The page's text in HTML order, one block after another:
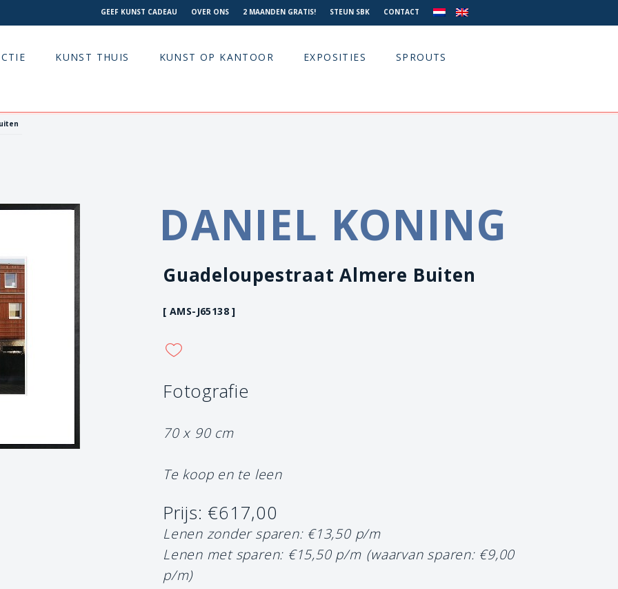
GEEF KUNST CADEAU OVER ONS 2 MAANDEN GRATIS! STEUN SBK CONTACT
KUNST THUIS KUNST OP KANTOOR EXPOSITIES SPROUTS
DANIEL KONING
Guadeloupestraat Almere Buiten
[ AMS-J65138 ]
Fotografie
70 x 90 cm
Te koop en te leen
Prijs: €617,00
Lenen zonder sparen: €13,50 p/m
Lenen met sparen: €15,50 p/m (waarvan sparen: €9,00
p/m)